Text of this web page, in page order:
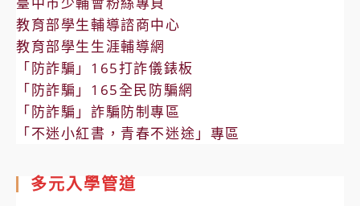
教育部學生輔導諮商中心
教育部學生生涯輔導網
「防詐騙」165打詐儀錶板
「防詐騙」165全民防騙網
「防詐騙」詐騙防制專區
「不迷小紅書，青春不迷途」專區
多元入學管道